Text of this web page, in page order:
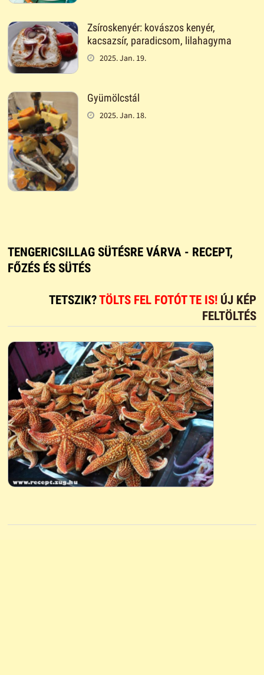
Zsíroskenyér: kovászos kenyér,
kacsazsír, paradicsom, lilahagyma
2025. Jan. 19.
Gyümölcstál
2025. Jan. 18.
TENGERICSILLAG SÜTÉSRE VÁRVA - RECEPT,
FŐZÉS ÉS SÜTÉS
TETSZIK?TÖLTS FEL FOTÓT TE IS! ÚJ KÉP
FELTÖLTÉS